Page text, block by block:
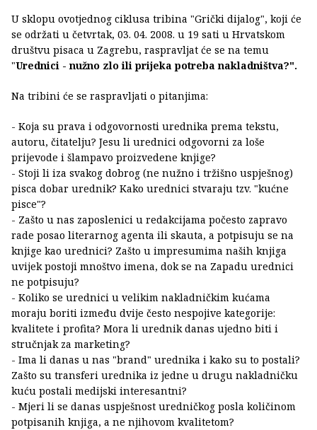
U sklopu ovotjednog ciklusa tribina "Grički dijalog", koji će
se održati u četvrtak, 03. 04. 2008. u 19 sati u Hrvatskom
društvu pisaca u Zagrebu, raspravljat će se na temu
"Urednici - nužno zlo ili prijeka potreba nakladništva?".
Na tribini će se raspravljati o pitanjima:
- Koja su prava i odgovornosti urednika prema tekstu,
autoru, čitatelju? Jesu li urednici odgovorni za loše
prijevode i šlampavo proizvedene knjige?
- Stoji li iza svakog dobrog (ne nužno i tržišno uspješnog)
pisca dobar urednik? Kako urednici stvaraju tzv. "kućne
pisce"?
- Zašto u nas zaposlenici u redakcijama počesto zapravo
rade posao literarnog agenta ili skauta, a potpisuju se na
knjige kao urednici? Zašto u impresumima naših knjiga
uvijek postoji mnoštvo imena, dok se na Zapadu urednici
ne potpisuju?
- Koliko se urednici u velikim nakladničkim kućama
moraju boriti između dvije često nespojive kategorije:
kvalitete i profita? Mora li urednik danas ujedno biti i
stručnjak za marketing?
- Ima li danas u nas "brand" urednika i kako su to postali?
Zašto su transferi urednika iz jedne u drugu nakladničku
kuću postali medijski interesantni?
- Mjeri li se danas uspješnost uredničkog posla količinom
potpisanih knjiga, a ne njihovom kvalitetom?